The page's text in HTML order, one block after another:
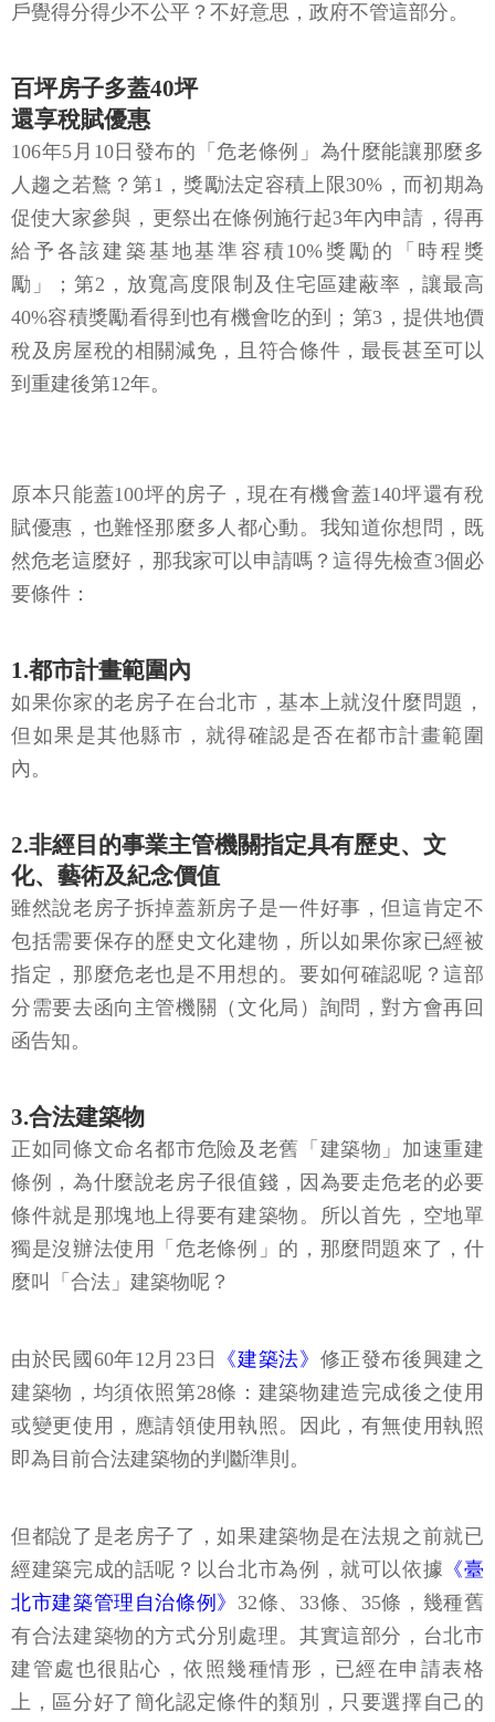
戶覺得分得少不公平？不好意思，政府不管這部分。
百坪房子多蓋40坪
還享稅賦優惠
106年5月10日發布的「危老條例」為什麼能讓那麼多
人趨之若鶩？第1，獎勵法定容積上限30%，而初期為
促使大家參與，更祭出在條例施行起3年內申請，得再
給予各該建築基地基準容積10%獎勵的「時程獎
勵」；第2，放寬高度限制及住宅區建蔽率，讓最高
40%容積獎勵看得到也有機會吃的到；第3，提供地價
稅及房屋稅的相關減免，且符合條件，最長甚至可以
到重建後第12年。
原本只能蓋100坪的房子，現在有機會蓋140坪還有稅
賦優惠，也難怪那麼多人都心動。我知道你想問，既
然危老這麼好，那我家可以申請嗎？這得先檢查3個必
要條件：
1.都市計畫範圍內
如果你家的老房子在台北市，基本上就沒什麼問題，
但如果是其他縣市，就得確認是否在都市計畫範圍
內。
2.非經目的事業主管機關指定具有歷史、文
化、藝術及紀念價值
雖然說老房子拆掉蓋新房子是一件好事，但這肯定不
包括需要保存的歷史文化建物，所以如果你家已經被
指定，那麼危老也是不用想的。要如何確認呢？這部
分需要去函向主管機關（文化局）詢問，對方會再回
函告知。
3.合法建築物
正如同條文命名都市危險及老舊「建築物」加速重建
條例，為什麼說老房子很值錢，因為要走危老的必要
條件就是那塊地上得要有建築物。所以首先，空地單
獨是沒辦法使用「危老條例」的，那麼問題來了，什
麼叫「合法」建築物呢？
由於民國60年12月23日 《建築法》 修正發布後興建之
建築物，均須依照第28條：建築物建造完成後之使用
或變更使用，應請領使用執照。因此，有無使用執照
即為目前合法建築物的判斷準則。
但都說了是老房子了，如果建築物是在法規之前就已
經建築完成的話呢？以台北市為例，就可以依據 《臺
北市建築管理自治條例》 32條、33條、35條，幾種舊
有合法建築物的方式分別處理。其實這部分，台北市
建管處也很貼心，依照幾種情形，已經在申請表格
上，區分好了簡化認定條件的類別，只要選擇自己的